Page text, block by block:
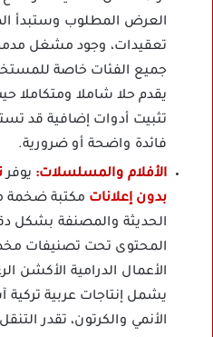
العرض المطلوب وستبدأ
تعقيدات، وجود مشغل
جميع الفئات خاصة
يقدم حلا شاملا ومتكاملا
تثبيت أدوات إضافية قد
فائدة واضحة أو ضرورية.
الأفلام والمسلسلات: يوفر
بدون إعلانات مكتبة ضخمة
الحديثة والمصنفة بشكل
المحتوى تحت تصنيفات
الأعمال الدرامية الأكشن
يشمل إنتاجات عربية
الأنمي والكرتون، تقدر